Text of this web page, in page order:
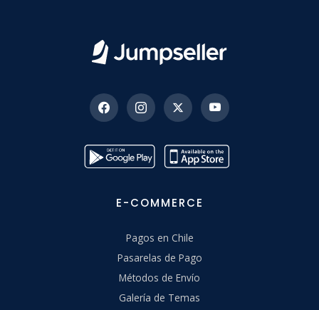
E-COMMERCE
Pagos en Chile
Pasarelas de Pago
Métodos de Envío
Galería de Temas